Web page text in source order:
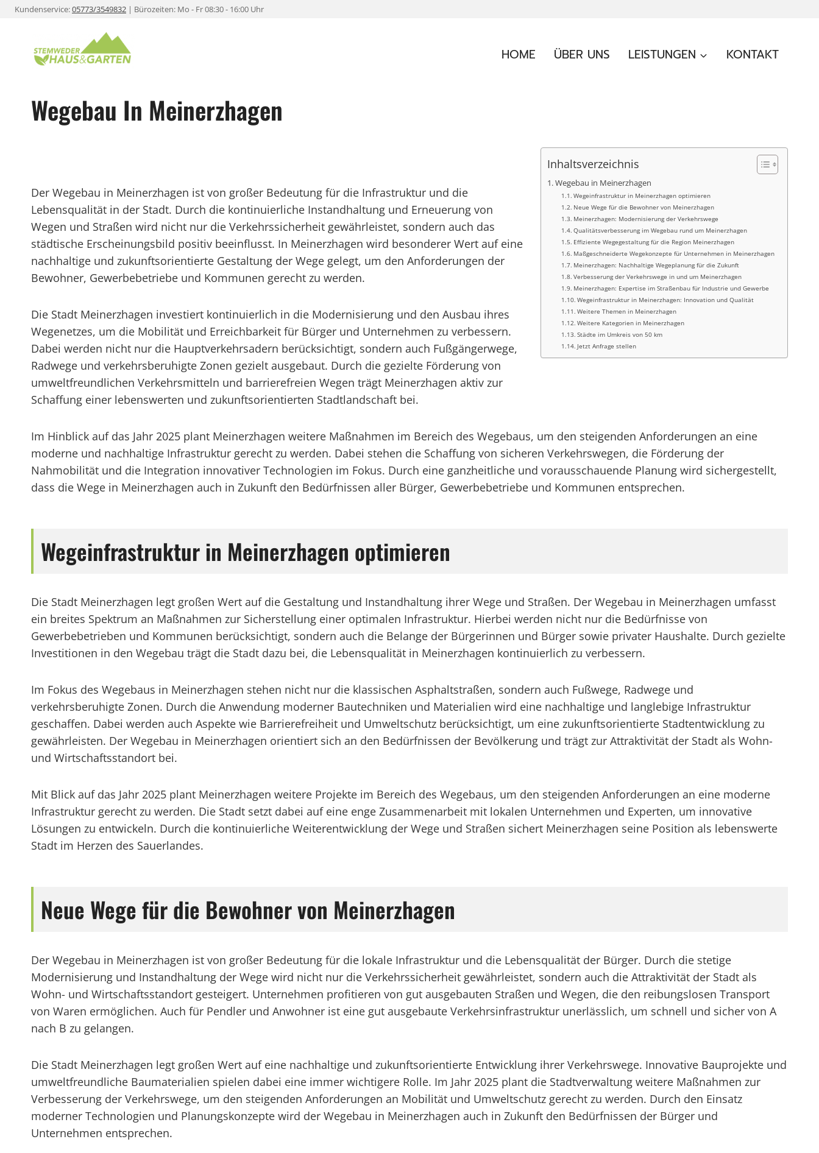
ZumKundenservice:05773/3549832 | Bürozeiten: Mo - Fr 08:30 - 16:00 Uhr
HOME ÜBER UNS LEISTUNGEN KONTAKT
Wegebau In Meinerzhagen
Inhaltsverzeichnis
Wegebau in Meinerzhagen
Wegeinfrastruktur in Meinerzhagen optimieren
Neue Wege für die Bewohner von Meinerzhagen
Meinerzhagen: Modernisierung der Verkehrswege
Qualitätsverbesserung im Wegebau rund um Meinerzhagen
Effiziente Wegegestaltung für die Region Meinerzhagen
Maßgeschneiderte Wegekonzepte für Unternehmen in Meinerzhagen
Meinerzhagen: Nachhaltige Wegeplanung für die Zukunft
Verbesserung der Verkehrswege in und um Meinerzhagen
Meinerzhagen: Expertise im Straßenbau für Industrie und Gewerbe
Wegeinfrastruktur in Meinerzhagen: Innovation und Qualität
Weitere Themen in Meinerzhagen
Weitere Kategorien in Meinerzhagen
Städte im Umkreis von 50 km
Jetzt Anfrage stellen
Der Wegebau in Meinerzhagen ist von großer Bedeutung für die Infrastruktur und die
Lebensqualität in der Stadt. Durch die kontinuierliche Instandhaltung und Erneuerung von
Wegen und Straßen wird nicht nur die Verkehrssicherheit gewährleistet, sondern auch das
städtische Erscheinungsbild positiv beeinflusst. In Meinerzhagen wird besonderer Wert auf eine
nachhaltige und zukunftsorientierte Gestaltung der Wege gelegt, um den Anforderungen der
Bewohner, Gewerbebetriebe und Kommunen gerecht zu werden.
Die Stadt Meinerzhagen investiert kontinuierlich in die Modernisierung und den Ausbau ihres
Wegenetzes, um die Mobilität und Erreichbarkeit für Bürger und Unternehmen zu verbessern.
Dabei werden nicht nur die Hauptverkehrsadern berücksichtigt, sondern auch Fußgängerwege,
Radwege und verkehrsberuhigte Zonen gezielt ausgebaut. Durch die gezielte Förderung von
umweltfreundlichen Verkehrsmitteln und barrierefreien Wegen trägt Meinerzhagen aktiv zur
Schaffung einer lebenswerten und zukunftsorientierten Stadtlandschaft bei.
Im Hinblick auf das Jahr 2025 plant Meinerzhagen weitere Maßnahmen im Bereich des Wegebaus, um den steigenden Anforderungen an eine
moderne und nachhaltige Infrastruktur gerecht zu werden. Dabei stehen die Schaffung von sicheren Verkehrswegen, die Förderung der
Nahmobilität und die Integration innovativer Technologien im Fokus. Durch eine ganzheitliche und vorausschauende Planung wird sichergestellt,
dass die Wege in Meinerzhagen auch in Zukunft den Bedürfnissen aller Bürger, Gewerbebetriebe und Kommunen entsprechen.
Wegeinfrastruktur in Meinerzhagen optimieren
Die Stadt Meinerzhagen legt großen Wert auf die Gestaltung und Instandhaltung ihrer Wege und Straßen. Der Wegebau in Meinerzhagen umfasst
ein breites Spektrum an Maßnahmen zur Sicherstellung einer optimalen Infrastruktur. Hierbei werden nicht nur die Bedürfnisse von
Gewerbebetrieben und Kommunen berücksichtigt, sondern auch die Belange der Bürgerinnen und Bürger sowie privater Haushalte. Durch gezielte
Investitionen in den Wegebau trägt die Stadt dazu bei, die Lebensqualität in Meinerzhagen kontinuierlich zu verbessern.
Im Fokus des Wegebaus in Meinerzhagen stehen nicht nur die klassischen Asphaltstraßen, sondern auch Fußwege, Radwege und
verkehrsberuhigte Zonen. Durch die Anwendung moderner Bautechniken und Materialien wird eine nachhaltige und langlebige Infrastruktur
geschaffen. Dabei werden auch Aspekte wie Barrierefreiheit und Umweltschutz berücksichtigt, um eine zukunftsorientierte Stadtentwicklung zu
gewährleisten. Der Wegebau in Meinerzhagen orientiert sich an den Bedürfnissen der Bevölkerung und trägt zur Attraktivität der Stadt als Wohn-
und Wirtschaftsstandort bei.
Mit Blick auf das Jahr 2025 plant Meinerzhagen weitere Projekte im Bereich des Wegebaus, um den steigenden Anforderungen an eine moderne
Infrastruktur gerecht zu werden. Die Stadt setzt dabei auf eine enge Zusammenarbeit mit lokalen Unternehmen und Experten, um innovative
Lösungen zu entwickeln. Durch die kontinuierliche Weiterentwicklung der Wege und Straßen sichert Meinerzhagen seine Position als lebenswerte
Stadt im Herzen des Sauerlandes.
Neue Wege für die Bewohner von Meinerzhagen
Der Wegebau in Meinerzhagen ist von großer Bedeutung für die lokale Infrastruktur und die Lebensqualität der Bürger. Durch die stetige
Modernisierung und Instandhaltung der Wege wird nicht nur die Verkehrssicherheit gewährleistet, sondern auch die Attraktivität der Stadt als
Wohn- und Wirtschaftsstandort gesteigert. Unternehmen profitieren von gut ausgebauten Straßen und Wegen, die den reibungslosen Transport
von Waren ermöglichen. Auch für Pendler und Anwohner ist eine gut ausgebaute Verkehrsinfrastruktur unerlässlich, um schnell und sicher von A
nach B zu gelangen.
Die Stadt Meinerzhagen legt großen Wert auf eine nachhaltige und zukunftsorientierte Entwicklung ihrer Verkehrswege. Innovative Bauprojekte und
umweltfreundliche Baumaterialien spielen dabei eine immer wichtigere Rolle. Im Jahr 2025 plant die Stadtverwaltung weitere Maßnahmen zur
Verbesserung der Verkehrswege, um den steigenden Anforderungen an Mobilität und Umweltschutz gerecht zu werden. Durch den Einsatz
moderner Technologien und Planungskonzepte wird der Wegebau in Meinerzhagen auch in Zukunft den Bedürfnissen der Bürger und
Unternehmen entsprechen.